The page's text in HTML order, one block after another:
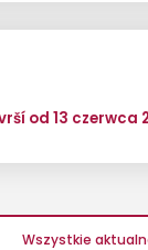
od 13 czerwca
Wszystkie